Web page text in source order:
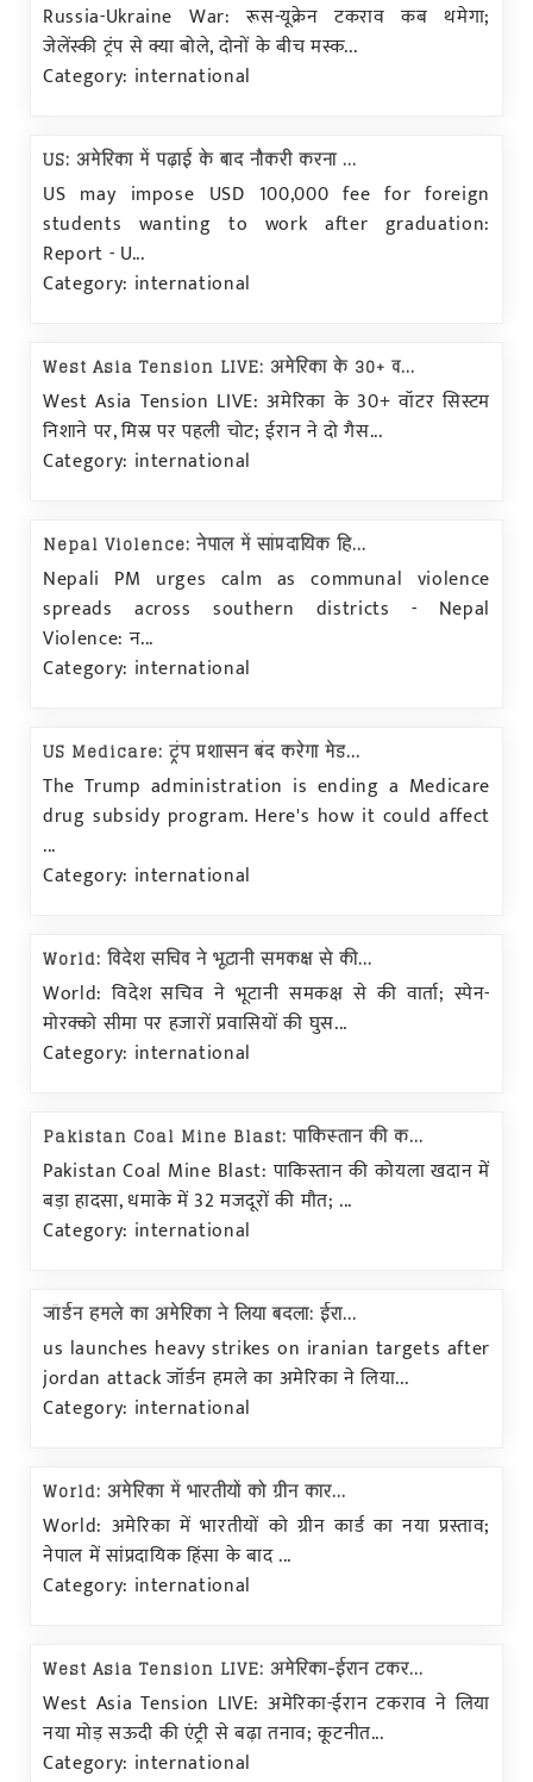
Russia-Ukraine War: रूस-यूक्रेन टकराव कब थमेगा;
जेलेंस्की ट्रंप से क्या बोले, दोनों के बीच मस्क...
Category: international
US: अमेरिका में पढ़ाई के बाद नौकरी करना ...
US may impose USD 100,000 fee for foreign
students wanting to work after graduation:
Report - U...
Category: international
West Asia Tension LIVE: अमेरिका के 30+ व...
West Asia Tension LIVE: अमेरिका के 30+ वॉटर सिस्टम
निशाने पर, मिस्र पर पहली चोट; ईरान ने दो गैस...
Category: international
Nepal Violence: नेपाल में सांप्रदायिक हि...
Nepali PM urges calm as communal violence
spreads across southern districts - Nepal
Violence: न...
Category: international
US Medicare: ट्रंप प्रशासन बंद करेगा मेड...
The Trump administration is ending a Medicare
drug subsidy program. Here's how it could affect
...
Category: international
World: विदेश सचिव ने भूटानी समकक्ष से की...
World: विदेश सचिव ने भूटानी समकक्ष से की वार्ता; स्पेन-
मोरक्को सीमा पर हजारों प्रवासियों की घुस...
Category: international
Pakistan Coal Mine Blast: पाकिस्तान की क...
Pakistan Coal Mine Blast: पाकिस्तान की कोयला खदान में
बड़ा हादसा, धमाके में 32 मजदूरों की मौत; ...
Category: international
जॉर्डन हमले का अमेरिका ने लिया बदला: ईरा...
us launches heavy strikes on iranian targets after
jordan attack जॉर्डन हमले का अमेरिका ने लिया...
Category: international
World: अमेरिका में भारतीयों को ग्रीन कार...
World: अमेरिका में भारतीयों को ग्रीन कार्ड का नया प्रस्ताव;
नेपाल में सांप्रदायिक हिंसा के बाद ...
Category: international
West Asia Tension LIVE: अमेरिका-ईरान टकर...
West Asia Tension LIVE: अमेरिका-ईरान टकराव ने लिया
नया मोड़ सऊदी की एंट्री से बढ़ा तनाव; कूटनीत...
Category: international